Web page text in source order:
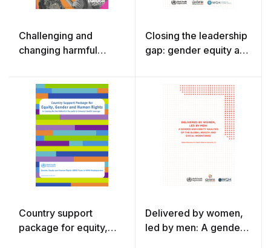
Challenging and
changing harmful
contributing to
violence against
women and girls
Closing the leadership
gap: gender equity and
health and care
workforce
Country support
package for equity,
Delivered by women,
led by men: A gender